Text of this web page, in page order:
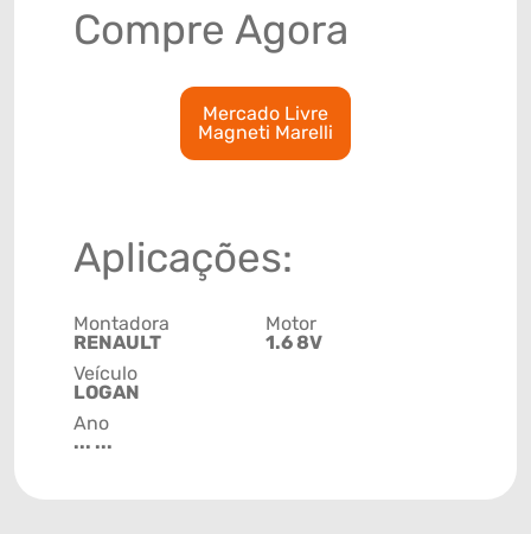
Compre Agora
Mercado Livre
Magneti Marelli
Aplicações:
Montadora
RENAULT
Veículo
LOGAN
Ano
... ...
Motor
1.6 8V